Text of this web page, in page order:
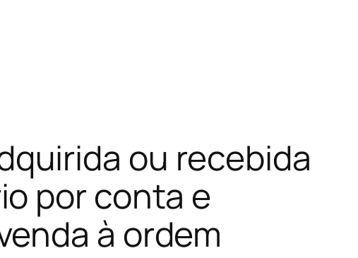
ou recebida
por conta e
à ordem